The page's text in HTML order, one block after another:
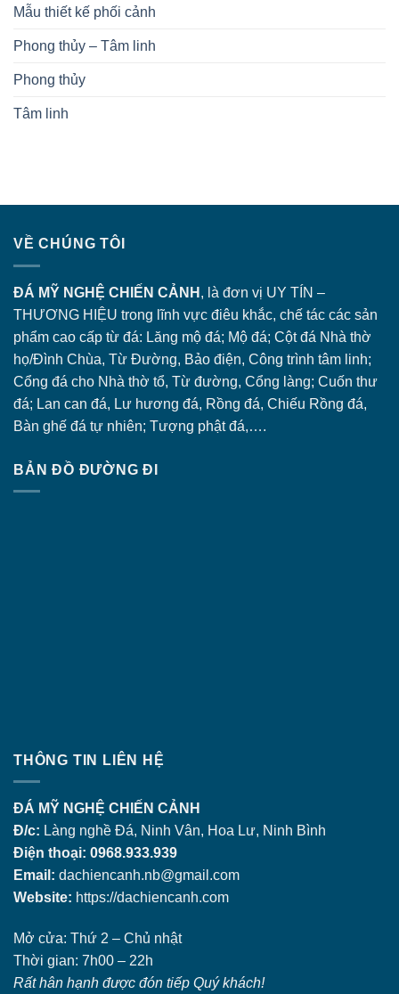
Mẫu thiết kế phối cảnh
Phong thủy – Tâm linh
Phong thủy
Tâm linh
VỀ CHÚNG TÔI
ĐÁ MỸ NGHỆ CHIẾN CẢNH , là đơn vị UY TÍN –
THƯƠNG HIỆU trong lĩnh vực điêu khắc, chế tác các sản
phẩm cao cấp từ đá: Lăng mộ đá; Mộ đá; Cột đá Nhà thờ
họ/Đình Chùa, Từ Đường, Bảo điện, Công trình tâm linh;
Cổng đá cho Nhà thờ tổ, Từ đường, Cổng làng; Cuốn thư
đá; Lan can đá, Lư hương đá, Rồng đá, Chiếu Rồng đá,
Bàn ghế đá tự nhiên; Tượng phật đá,….
BẢN ĐỒ ĐƯỜNG ĐI
THÔNG TIN LIÊN HỆ
ĐÁ MỸ NGHỆ CHIẾN CẢNH
Đ/c: Làng nghề Đá, Ninh Vân, Hoa Lư, Ninh Bình
Điện thoại: 0968.933.939
Email: dachiencanh.nb@gmail.com
Website: https://dachiencanh.com
Mở cửa: Thứ 2 – Chủ nhật
Thời gian: 7h00 – 22h
Rất hân hạnh được đón tiếp Quý khách!